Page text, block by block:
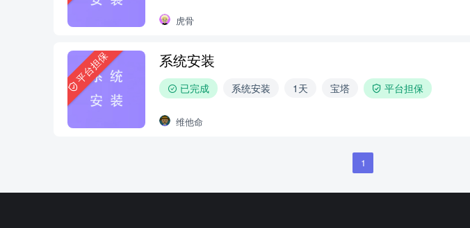
虎骨
平台担保 系统安装
已完成 系统安装 1天 宝塔 平台担保
维他命
1